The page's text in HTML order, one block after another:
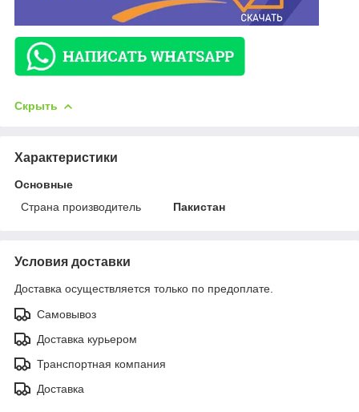
Скрыть
Характеристики
Основные
Страна производитель
Пакистан
Условия доставки
Доставка осуществляется только по предоплате.
Самовывоз
Доставка курьером
Транспортная компания
Доставка